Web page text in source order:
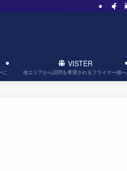
に
VISTER
他エリアから訪問を希望されるフライヤー様へ